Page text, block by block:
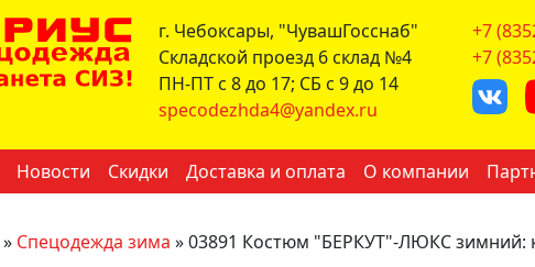
г. Чебоксары, "ЧувашГосснаб"
Складской проезд 6 склад №4
ПН-ПТ с 8 до 17; СБ с 9 до 14
specodezhda4@yandex.ru
+7
+7
Новости Скидки Доставка и оплата О компании
» Спецодежда зима »03891 Костюм "БЕРКУТ"-ЛЮКС зимний: